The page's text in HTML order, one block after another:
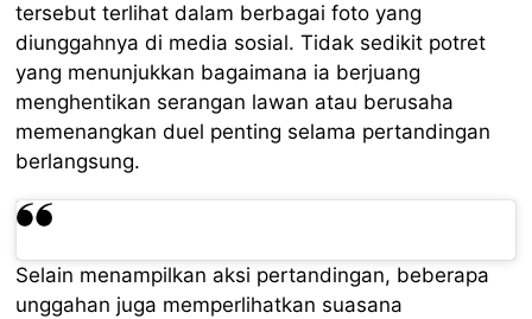
tersebut terlihat dalam berbagai foto yang
diunggahnya di media sosial. Tidak sedikit potret
yang menunjukkan bagaimana ia berjuang
menghentikan serangan lawan atau berusaha
memenangkan duel penting selama pertandingan
berlangsung.
Selain menampilkan aksi pertandingan, beberapa
unggahan juga memperlihatkan suasana